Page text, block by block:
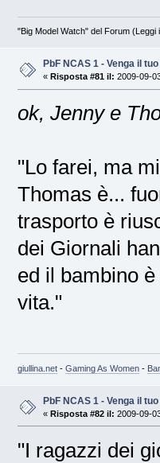
"Big Model Watch" del Forum
PbF NCAS 1 - Venga il
« Risposta #81 il: 2009-09-
ok, Jenny e
"Lo farei, ma
Thomas è...
trasporto è
dei Giornali
ed il bambino
vita."
giullina.net- Gaming As Women-
PbF NCAS 1 - Venga il
« Risposta #82 il: 2009-09-
"I ragazzi dei